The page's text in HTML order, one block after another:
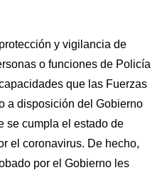
y vigilancia de
o funciones de Policía
que las Fuerzas
a disposición del Gobierno
se cumpla el estado de
el coronavirus. De hecho,
por el Gobierno les